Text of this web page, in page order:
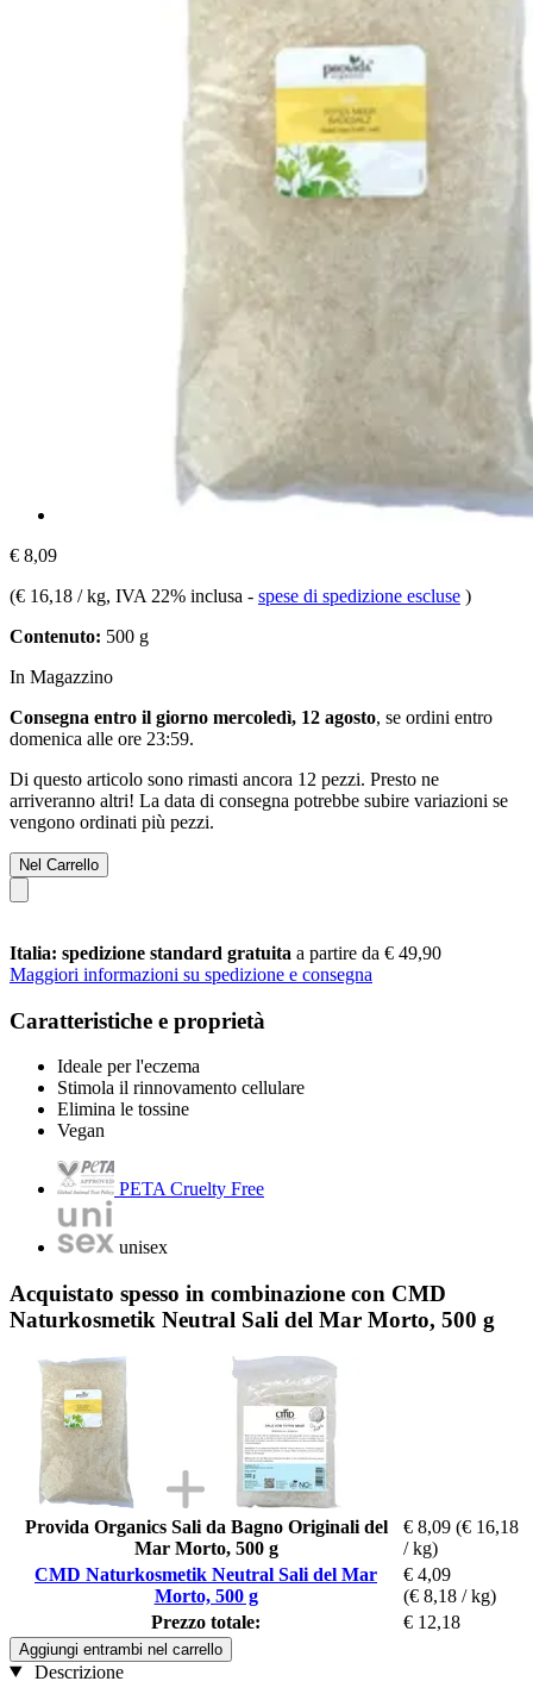
€ 8,09
(€ 16,18 / kg, IVA 22% inclusa - spese di spedizione escluse )
Contenuto: 500 g
In Magazzino
Consegna entro il giorno mercoledì, 12 agosto, se ordini entro
domenica alle ore 23:59.
Di questo articolo sono rimasti ancora 12 pezzi. Presto ne
arriveranno altri! La data di consegna potrebbe subire variazioni se
vengono ordinati più pezzi.
Nel Carrello
Italia: spedizione standard gratuita a partire da € 49,90
Maggiori informazioni su spedizione e consegna
Caratteristiche e proprietà
Ideale per l'eczema
Stimola il rinnovamento cellulare
Elimina le tossine
Vegan
PETA Cruelty Free
unisex
Acquistato spesso in combinazione con CMD
Naturkosmetik Neutral Sali del Mar Morto, 500 g
Provida Organics Sali da Bagno Originali del
Mar Morto, 500 g
€ 8,09 (€ 16,18
/ kg)
CMD Naturkosmetik Neutral Sali del Mar
Morto, 500 g
€ 4,09
(€ 8,18 / kg)
Prezzo totale:
€ 12,18
Aggiungi entrambi nel carrello
Descrizione